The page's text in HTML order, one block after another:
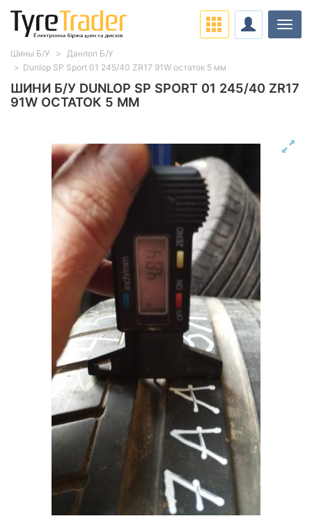
ШИНИ Б/У DUNLOP SP SPORT 01 245/40 ZR17
91W ОСТАТОК 5 ММ
Шины Б/У
Данлоп Б/У
Dunlop SP Sport 01 245/40 ZR17 91W остаток 5 мм